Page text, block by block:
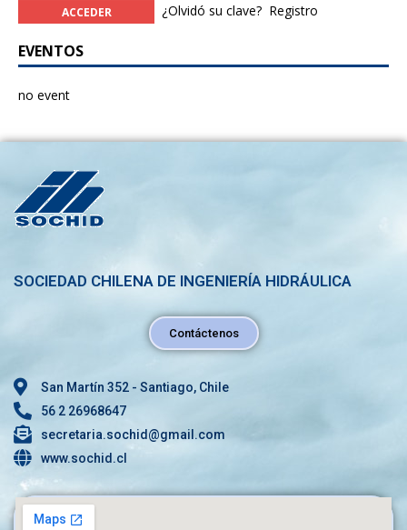
¿Olvidó su clave? Registro
EVENTOS
no event
SOCIEDAD CHILENA DE INGENIERÍA HIDRÁULICA
Contáctenos
San Martín 352 - Santiago, Chile
56 2 26968647
secretaria.sochid@gmail.com
www.sochid.cl